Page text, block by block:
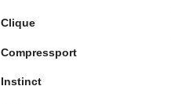
Clique
Compressport
Instinct